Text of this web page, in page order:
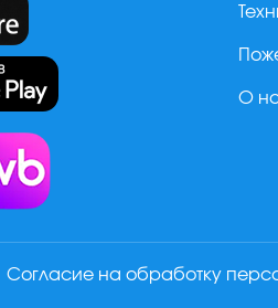
О
Согласие на обработку